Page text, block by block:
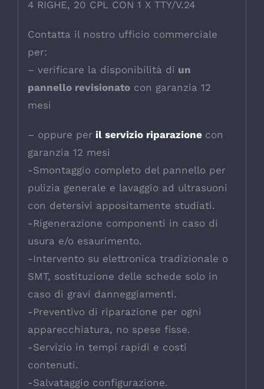
4 RIGHE, 20 CPL CON 1 X TTY/V.24
Contatta il nostro ufficio commerciale
per:
– verificare la disponibilità di un
pannello revisionatocon garanzia 12
mesi
– oppure peril servizio riparazione con
garanzia 12 mesi
-Smontaggio completo del pannello per
pulizia generale e lavaggio ad ultrasuoni
con detersivi appositamente studiati.
-Rigenerazione componenti in caso di
usura e/o esaurimento.
-Intervento su elettronica tradizionale o
SMT, sostituzione delle schede solo in
caso di gravi danneggiamenti.
-Preventivo di riparazione per ogni
apparecchiatura, no spese fisse.
-Servizio in tempi rapidi e costi
contenuti.
-Salvataggio configurazione.